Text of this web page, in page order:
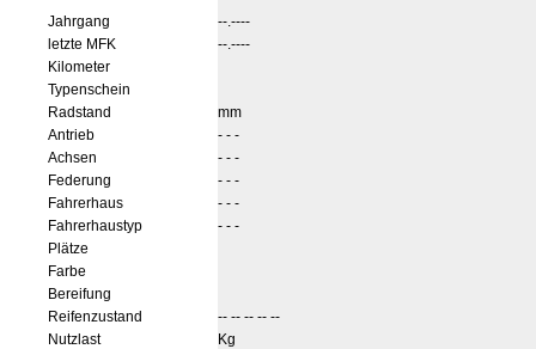
Jahrgang
--.----
letzte MFK
--.----
Kilometer
Typenschein
Radstand
mm
Antrieb
- - -
Achsen
- - -
Federung
- - -
Fahrerhaus
- - -
Fahrerhaustyp
- - -
Plätze
Farbe
Bereifung
Reifenzustand
-- -- -- -- --
Nutzlast
Kg